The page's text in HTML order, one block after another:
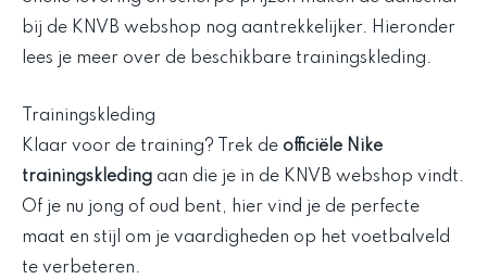
bij de KNVB webshop nog aantrekkelijker. Hieronder
lees je meer over de beschikbare trainingskleding.
Trainingskleding
Klaar voor de training? Trek de officiële Nike
trainingskleding aan die je in de KNVB webshop vindt.
Of je nu jong of oud bent, hier vind je de perfecte
maat en stijl om je vaardigheden op het voetbalveld
te verbeteren.